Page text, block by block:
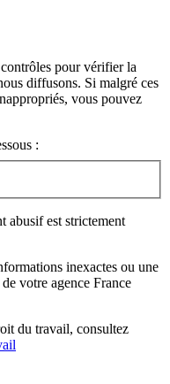
pour vérifier la
diffusons. Si malgré ces
vous pouvez
:
abusif est strictement
inexactes ou une
votre agence France
du travail, consultez